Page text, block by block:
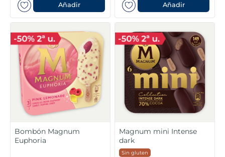
Añadir Añadir
Bombón Magnum
Euphoria
Magnum mini Intense
dark
Sin gluten